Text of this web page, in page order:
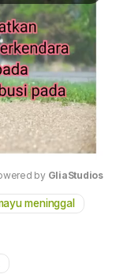
Mute
by GliaStudios
meninggal